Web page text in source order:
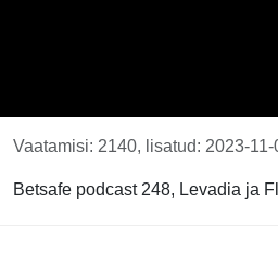
Vaatamisi: 2140, lisatud: 2023-
Betsafe podcast 248, Levadia ja